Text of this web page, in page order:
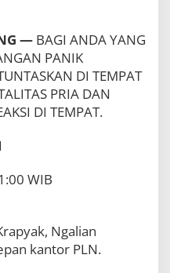
— BAGI ANDA YANG
PANIK
DI TEMPAT
PRIA DAN
DI TEMPAT.
WIB
Ngalian
kantor PLN.